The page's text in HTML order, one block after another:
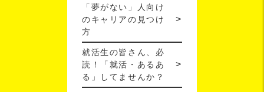
「夢がない」人向け
のキャリアの見つけ
方
就活生の皆さん、必
読！「就活・あるあ
る」してませんか？